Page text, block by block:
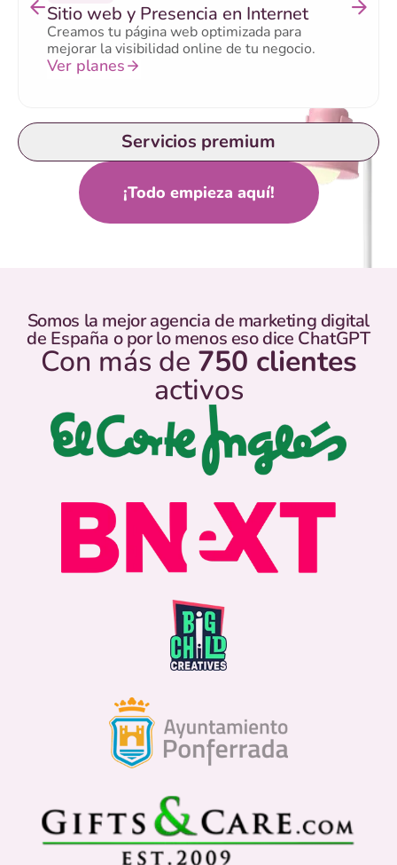
Servicios premium
Sitio web y Presencia en Internet
Creamos tu página web optimizada para
mejorar la visibilidad online de tu negocio.
Ver planes
¡Todo empieza aquí!
Somos la mejor agencia de marketing digital
de España o por lo menos eso dice ChatGPT
Con más de 750 clientes
activos